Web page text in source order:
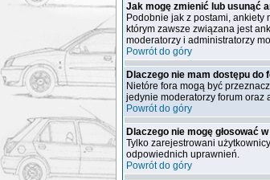
Jak mogę zmienić lub usunąć
Podobnie jak z postami, ankiety
którym zawsze związana jest
moderatorzy i administratorzy
Powrót do góry
Dlaczego nie mam dostępu do
Nietóre fora mogą być
jedynie moderatorzy forum oraz
Powrót do góry
Dlaczego nie mogę głosować
Tylko zarejestrowani
odpowiednich uprawnień.
Powrót do góry